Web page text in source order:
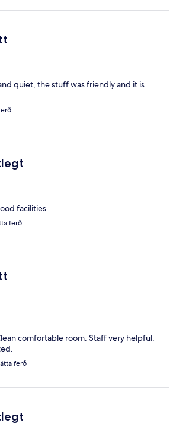
quiet, the stuff was friendly and it is
facilities
ferð
comfortable room. Staff very helpful.
ferð